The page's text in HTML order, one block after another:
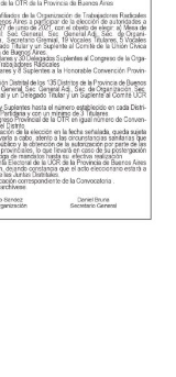
mostró la
que lo probaron.
minutos, Miori
pero Nadal se
le dieron a
Mignini también
Ezequiel Cérica,